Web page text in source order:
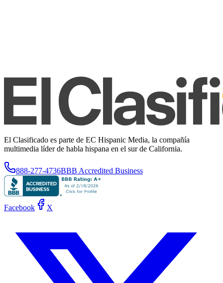
El Clasificado es parte de EC Hispanic Media, la compañía
multimedia líder de habla hispana en el sur de California.
888-277-4736BBB Accredited Business
Facebook X